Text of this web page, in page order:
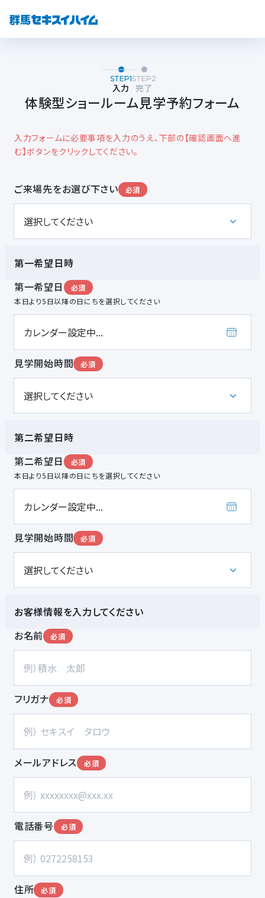
STEP1
入力
STEP2
完了
体験型ショールーム見学予約フォーム
入力フォームに必要事項を入力のうえ、下部の【確認画面へ進
む】ボタンをクリックしてください。
必須
ご来場先をお選び下さい
第一希望日時
必須
第一希望日
本日より5日以降の日にちを選択してください
必須
見学開始時間
第二希望日時
必須
第二希望日
本日より5日以降の日にちを選択してください
必須
見学開始時間
お客様情報を入力してください
必須
お名前
必須
フリガナ
必須
メールアドレス
必須
電話番号
必須
住所